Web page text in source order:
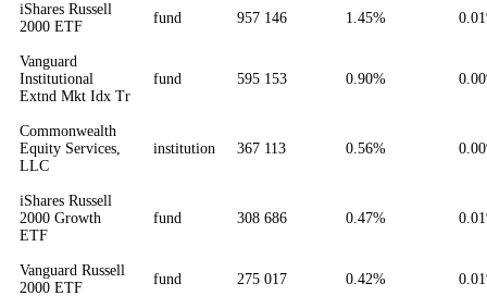
iShares Russell
2000 ETF
fund 957 146 1.45%
Vanguard
Institutional
Extnd Mkt Idx Tr
fund 595 153 0.90%
Commonwealth
Equity Services,
LLC
institution 367 113 0.56%
iShares Russell
2000 Growth
ETF
fund 308 686 0.47%
Vanguard Russell
2000 ETF
fund 275 017 0.42%